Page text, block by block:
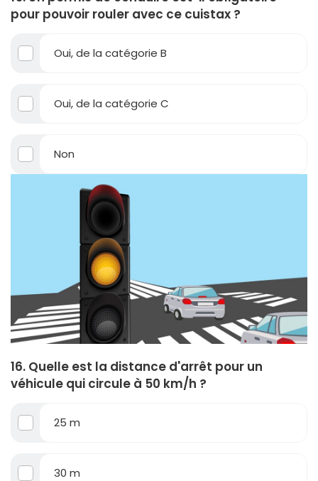
pour pouvoir rouler avec ce cuistax ?
Oui, de la catégorie B
Oui, de la catégorie C
Non
16. Quelle est la distance d'arrêt pour un
véhicule qui circule à 50 km/h ?
25 m
30 m